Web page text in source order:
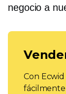
negocio a
Con